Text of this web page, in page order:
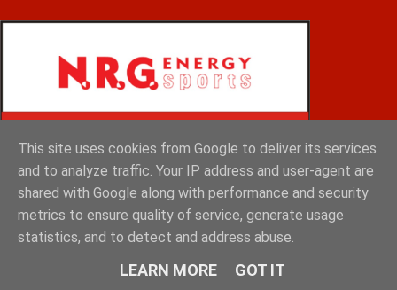
This site uses cookies from Google to deliver its services
and to analyze traffic. Your IP address and user-agent are
shared with Google along with performance and security
metrics to ensure quality of service, generate usage
statistics, and to detect and address abuse.
LEARN MORE GOT IT